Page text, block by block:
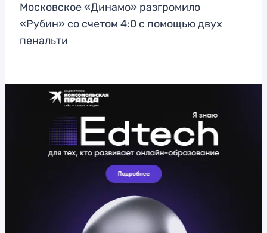
Московское «Динамо» разгромило
«Рубин» со счетом 4:0 с помощью двух
пенальти